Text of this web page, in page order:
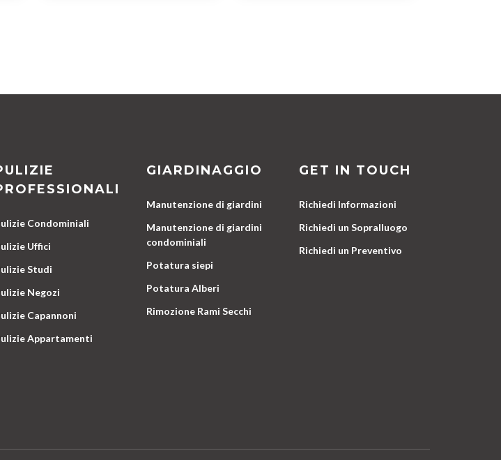
Condominiali
Uffici
Studi
Negozi
Capannoni
Appartamenti
GIARDINAGGIO
Manutenzione di giardini
Manutenzione di giardini
condominiali
Potatura siepi
Potatura Alberi
Rimozione Rami Secchi
GET IN TOUCH
Richiedi Informazioni
Richiedi un Sopralluogo
Richiedi un Preventivo